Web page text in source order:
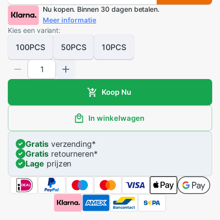
Nu kopen. Binnen 30 dagen betalen.
Meer informatie
Kies een variant:
100PCS 50PCS 10PCS
Koop Nu
In winkelwagen
Gratisverzending*
Gratisretourneren*
Lage prijzen